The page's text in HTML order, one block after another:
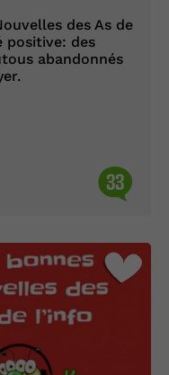
des As de
des
abandonnés
33